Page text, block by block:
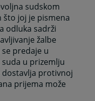
sudskom
što joj je pismena
odluka sadrži
žalbe
predaje u
u prizemlju
dostavlja protivnoj
prijema može